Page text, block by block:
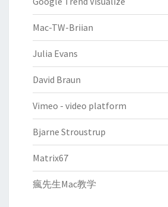
Mac-TW-Briian
Julia Evans
David Braun
Vimeo - video platform
Bjarne Stroustrup
Matrix67
瘋先生Mac教学